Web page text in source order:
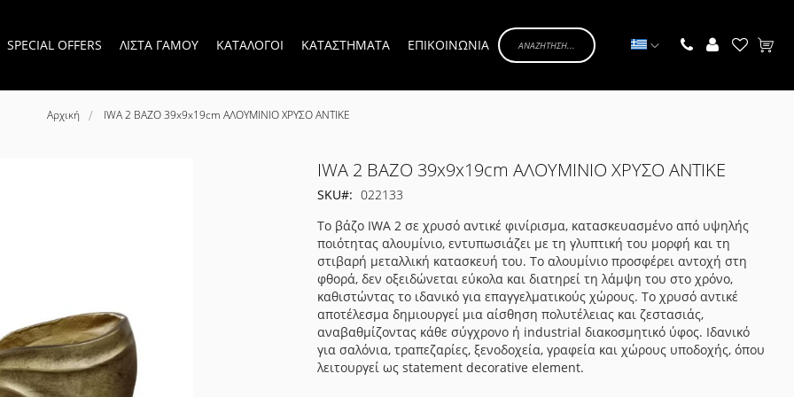
SPECIAL OFFERS ΛΙΣΤΑ ΓΑΜΟΥ ΚΑΤΑΛΟΓΟΙ ΚΑΤΑΣΤΗΜΑΤΑ ΕΠΙΚΟΙΝΩΝΙΑ
Γλώσσα
Αρχική IWA 2 ΒΑΖΟ 39x9x19cm ΑΛΟΥΜΙΝΙΟ ΧΡΥΣΟ ΑΝΤΙΚΕ
IWA 2 ΒΑΖΟ 39x9x19cm ΑΛΟΥΜΙΝΙΟ ΧΡΥΣΟ ΑΝΤΙΚΕ
SKU
022133
Το βάζο IWA 2 σε χρυσό αντικέ φινίρισμα, κατασκευασμένο από υψηλής
ποιότητας αλουμίνιο, εντυπωσιάζει με τη γλυπτική του μορφή και τη
στιβαρή μεταλλική κατασκευή του. Το αλουμίνιο προσφέρει αντοχή στη
φθορά, δεν οξειδώνεται εύκολα και διατηρεί τη λάμψη του στο χρόνο,
καθιστώντας το ιδανικό για επαγγελματικούς χώρους. Το χρυσό αντικέ
αποτέλεσμα δημιουργεί μια αίσθηση πολυτέλειας και ζεστασιάς,
αναβαθμίζοντας κάθε σύγχρονο ή industrial διακοσμητικό ύφος. Ιδανικό
για σαλόνια, τραπεζαρίες, ξενοδοχεία, γραφεία και χώρους υποδοχής, όπου
λειτουργεί ως statement decorative element.